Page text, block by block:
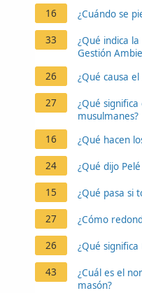
16 ¿Cuándo se
33
¿Qué indica
Gestión
26
¿Qué causa
27
¿Qué
musulmanes?
16
¿Qué hacen
24 ¿Qué dijo
15 ¿Qué pasa si
27 ¿Cómo
26 ¿Qué significa
43
¿Cuál es el
masón?